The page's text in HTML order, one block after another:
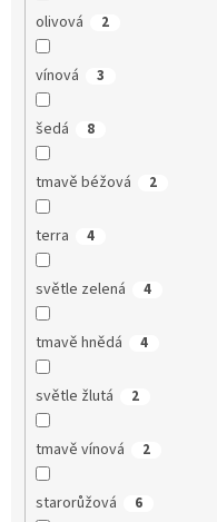
olivová 2
vínová 3
šedá 8
tmavě béžová 2
terra 4
světle zelená 4
tmavě hnědá 4
světle žlutá 2
tmavě vínová 2
starorůžová 6